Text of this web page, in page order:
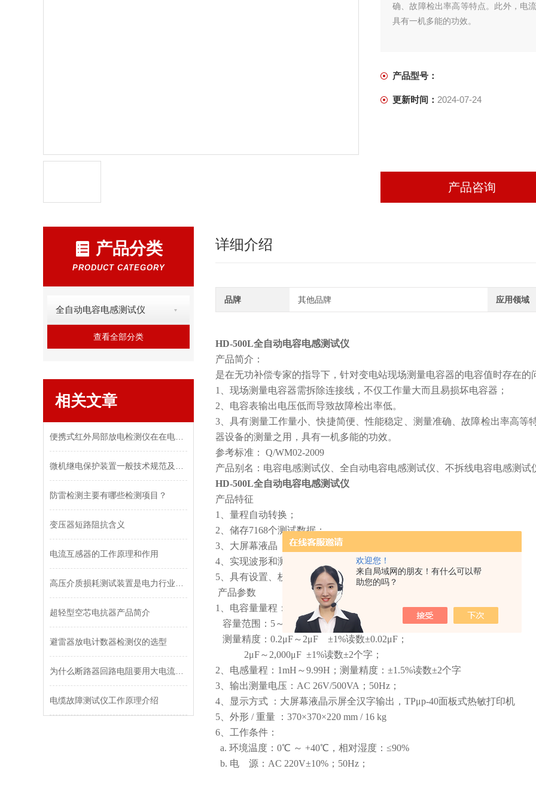
欢迎您！
来自局域网的朋友！有什么可以帮
助您的吗？
确、故障检出率高等特点。此外，电
具有一机多能的功效。
产品型号：
更新时间： 2024-07-24
产品咨询
产品分类
PRODUCT CATEGORY
全自动电容电感测试仪
查看全部分类
相关文章
防雷检测主要有哪些检测项目？
变压器短路阻抗含义
电流互感器的工作原理和作用
超轻型空芯电抗器产品简介
避雷器放电计数器检测仪的选型
电缆故障测试仪工作原理介绍
详细介绍
品牌 其他品牌 应用领域
HD-500L全自动电容电感测试仪
产品简介：
是在无功补偿专家的指导下，针对变电站现场测量电容器的电容值时存在的
1、现场测量电容器需拆除连接线，不仅工作量大而且易损坏电容器；
2、电容表输出电压低而导致故障检出率低。
3、具有测量工作量小、快捷简便、性能稳定、测量准确、故障检出率高
器设备的测量之用，具有一机多能的功效。
参考标准： Q/WM02-2009
产品别名：电容电感测试仪、全自动电容电感测试仪、不拆线电容电感测试
HD-500L全自动电容电感测试仪
产品特征
1、量程自动转换；
2、储存7168个测试数据；
3、大屏幕液晶（320×240 LCD）显示, 汉字菜单操作提示；
4、实现波形和测量处理数据同屏显示，使测试过程更直观；
5、具有设置、校正和调试功能。
产品参数
1、电容量量程：0.2μF～2,000μF；
容量范围：5～20,000 kvar；
测量精度：0.2μF～2μF ±1%读数±0.02μF；
2μF～2,000μF ±1%读数±2个字；
2、电感量程：1mH～9.99H；测量精度：±1.5%读数±2个字
3、输出测量电压：AC 26V/500VA；50Hz；
4、显示方式 ：大屏幕液晶示屏全汉字输出，TPμp-40面板式热敏打印机
5、外形 / 重量 ：370×370×220 mm / 16 kg
6、工作条件：
a. 环境温度：0℃ ～ +40℃，相对湿度：≤90%
b. 电 源：AC 220V±10%；50Hz；